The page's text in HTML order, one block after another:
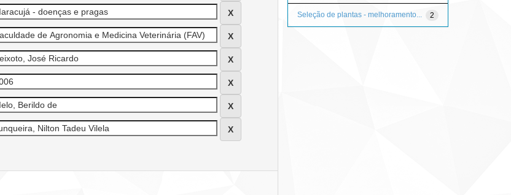
2
Seleção de plantas - melhoramento...